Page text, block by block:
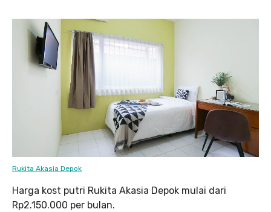
Rukita Akasia Depok
Harga kost putri Rukita Akasia Depok mulai dari
Rp2.150.000 per bulan.